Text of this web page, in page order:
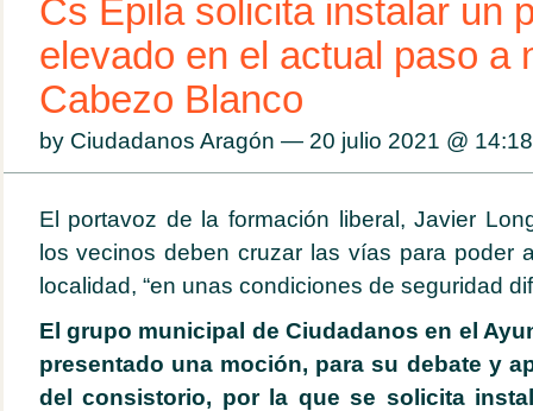
Cs Épila solicita instalar un
elevado en el actual paso a
Cabezo Blanco
by Ciudadanos Aragón — 20 julio 2021 @ 14:18
El portavoz de la formación liberal, Javier
los vecinos deben cruzar las vías para poder
localidad, “en unas condiciones de seguridad
El grupo municipal de Ciudadanos en el
presentado una moción, para su debate y
del consistorio, por la que se solicita